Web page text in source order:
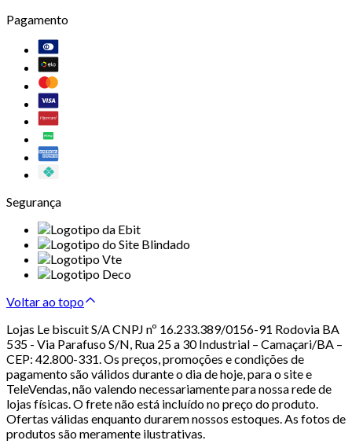
Pagamento
Segurança
Voltar ao topo
Lojas Le biscuit S/A CNPJ nº 16.233.389/0156-91 Rodovia BA
535 - Via Parafuso S/N, Rua 25 a 30 Industrial – Camaçari/BA –
CEP: 42.800-331. Os preços, promoções e condições de
pagamento são válidos durante o dia de hoje, para o site e
TeleVendas, não valendo necessariamente para nossa rede de
lojas físicas. O frete não está incluído no preço do produto.
Ofertas válidas enquanto durarem nossos estoques. As fotos de
produtos são meramente ilustrativas.